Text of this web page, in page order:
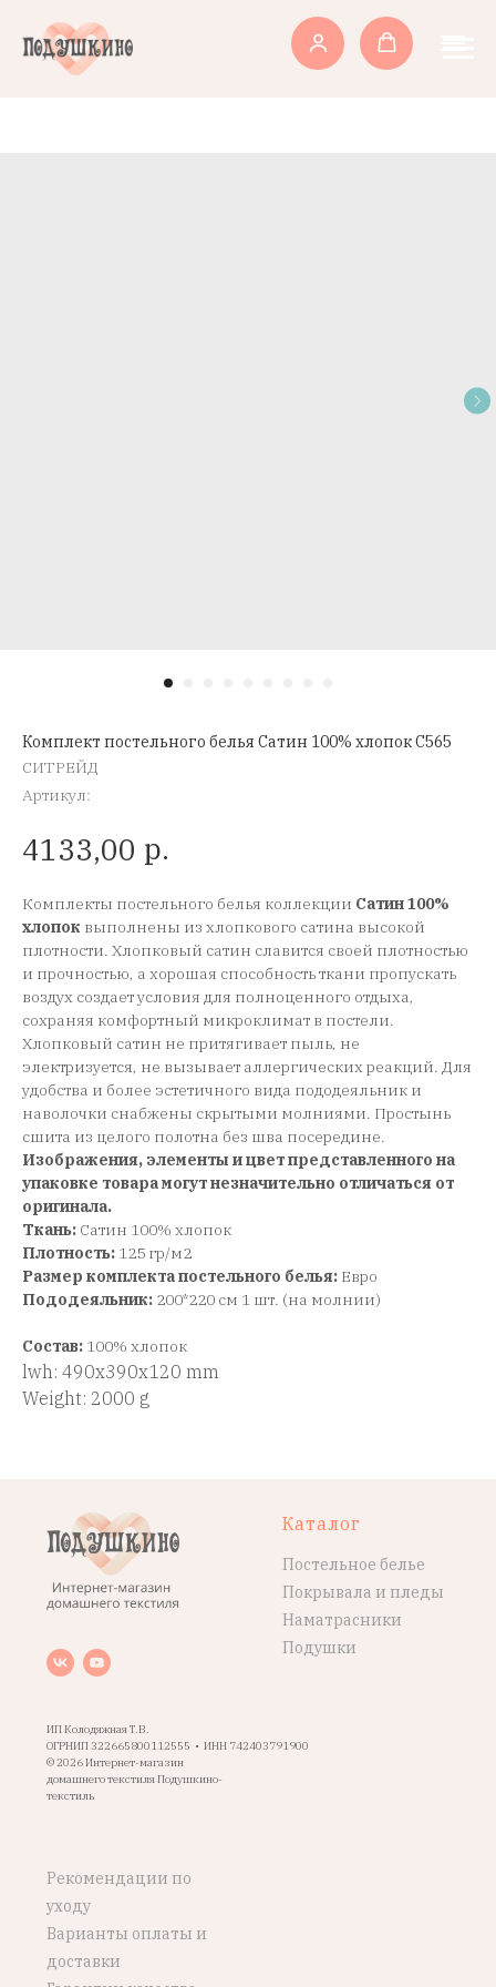
Комплект постельного белья Сатин 100% хлопок C565
СИТРЕЙД
Артикул:
4133,00 р.
Комплекты постельного белья коллекции Сатин 100%
хлопок выполнены из хлопкового сатина высокой
плотности. Хлопковый сатин славится своей плотностью
и прочностью, а хорошая способность ткани пропускать
воздух создает условия для полноценного отдыха,
сохраняя комфортный микроклимат в постели.
Хлопковый сатин не притягивает пыль, не
электризуется, не вызывает аллергических реакций. Для
удобства и более эстетичного вида пододеяльник и
наволочки снабжены скрытыми молниями. Простынь
сшита из целого полотна без шва посередине.
Изображения, элементы и цвет представленного на
упаковке товара могут незначительно отличаться от
оригинала.
Ткань: Сатин 100% хлопок
Плотность: 125 гр/м2
Размер комплекта постельного белья: Евро
Пододеяльник: 200*220 см 1 шт. (на молнии)
Состав: 100% хлопок
lwh: 490x390x120 mm
Weight: 2000 g
ИП Колодяжная Т.В.
ОГРНИП 322665800112555 • ИНН 742403791900
© 2026 Интернет-магазин
домашнего текстиля Подушкино-
текстиль
Каталог
Постельное белье
Покрывала и пледы
Наматрасники
Подушки
Рекомендации по
уходу
Варианты оплаты и
доставки